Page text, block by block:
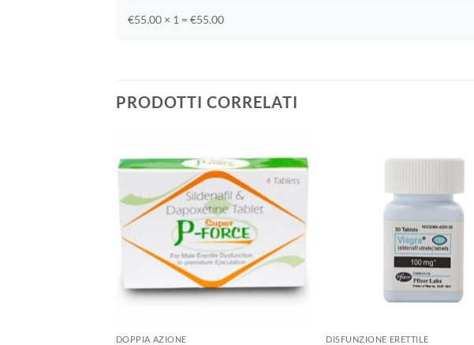
€55.00 × 1 = €55.00
PRODOTTI CORRELATI
DOPPIA AZIONE DISFUNZIONE ERETTILE